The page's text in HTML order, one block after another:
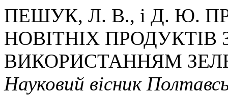
ПЕШУК, Л. В., і Д. Ю.
НОВІТНІХ
ВИКОРИСТАННЯМ
Науковий вісник